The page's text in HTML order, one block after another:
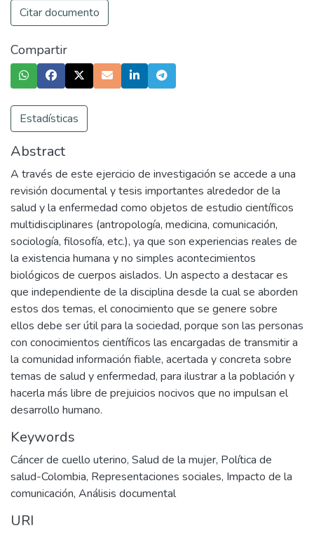
Citar documento
Compartir
Estadísticas
Abstract
A través de este ejercicio de investigación se accede a una
revisión documental y tesis importantes alrededor de la
salud y la enfermedad como objetos de estudio científicos
multidisciplinares (antropología, medicina, comunicación,
sociología, filosofía, etc.), ya que son experiencias reales de
la existencia humana y no simples acontecimientos
biológicos de cuerpos aislados. Un aspecto a destacar es
que independiente de la disciplina desde la cual se aborden
estos dos temas, el conocimiento que se genere sobre
ellos debe ser útil para la sociedad, porque son las personas
con conocimientos científicos las encargadas de transmitir a
la comunidad información fiable, acertada y concreta sobre
temas de salud y enfermedad, para ilustrar a la población y
hacerla más libre de prejuicios nocivos que no impulsan el
desarrollo humano.
Keywords
Cáncer de cuello uterino, Salud de la mujer, Política de
salud-Colombia, Representaciones sociales, Impacto de la
comunicación, Análisis documental
URI